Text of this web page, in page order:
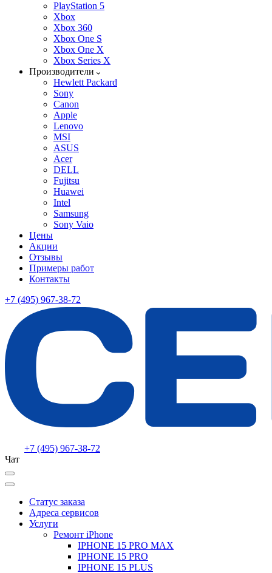
PlayStation 5
Xbox
Xbox 360
Xbox One S
Xbox One X
Xbox Series X
Производители
Hewlett Packard
Sony
Canon
Apple
Lenovo
MSI
ASUS
Acer
DELL
Fujitsu
Huawei
Intel
Samsung
Sony Vaio
Цены
Акции
Отзывы
Примеры работ
Контакты
+7 (495) 967-38-72
+7 (495) 967-38-72
Чат
Статус заказа
Адреса сервисов
Услуги
Ремонт iPhone
IPHONE 15 PRO MAX
IPHONE 15 PRO
IPHONE 15 PLUS